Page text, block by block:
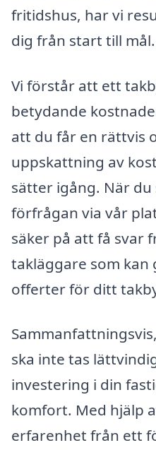
fritidshus, har vi
dig från start till mål.
Vi förstår att ett
betydande
att du får en rättvis
uppskattning av
sätter igång. När du
förfrågan via vår
säker på att få svar
takläggare som kan
offerter för ditt
ska inte tas
investering i din
komfort. Med hjälp
erfarenhet från ett